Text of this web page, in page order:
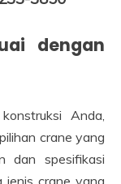
dengan
Anda,
crane yang
dan spesifikasi
jenis crane yang